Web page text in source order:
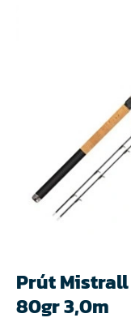
Prút Mistrall
80gr 3,0m